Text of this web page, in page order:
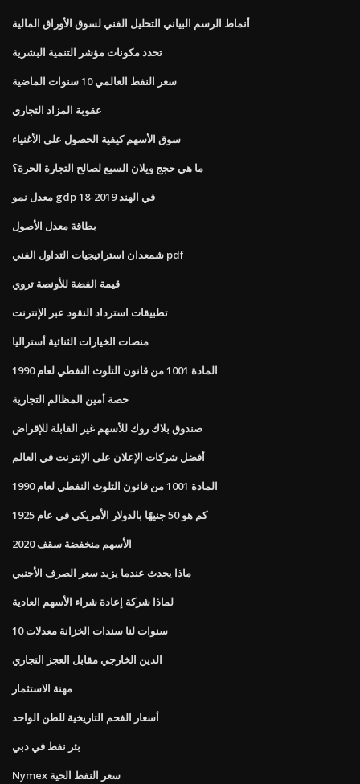
أنماط الرسم البياني التحليل الفني لسوق الأوراق المالية
تحدد مكونات مؤشر التنمية البشرية
سعر النفط العالمي 10 سنوات الماضية
عقوبة المزاد التجاري
سوق الأسهم كيفية الحصول على الأغنياء
ما هي حجج ويلان السبع لصالح التجارة الحرة؟
معدل نمو gdp في الهند 2019-18
بطاقة معدل الأصول
شمعدان استراتيجيات التداول الفني pdf
قيمة الفضة للأونصة تروي
تطبيقات استرداد النقود عبر الإنترنت
منصات الخيارات الثنائية أستراليا
المادة 1001 من قانون التلوث النفطي لعام 1990
حصة أمين المظالم التجارية
صندوق بلاك روك للأسهم غير القابلة للإقراض
أفضل شركات الإعلان على الإنترنت في العالم
المادة 1001 من قانون التلوث النفطي لعام 1990
كم هو 50 جنيهًا بالدولار الأمريكي في عام 1925
الأسهم منخفضة سقف 2020
ماذا يحدث عندما يزيد سعر الصرف الأجنبي
لماذا شركة إعادة شراء الأسهم العادية
10 سنوات لنا سندات الخزانة معدلات
الدين الخارجي مقابل العجز التجاري
مهنة الاستثمار
أسعار الفحم التاريخية للطن الواحد
بئر نفط في دبي
Nymex سعر النفط الحية